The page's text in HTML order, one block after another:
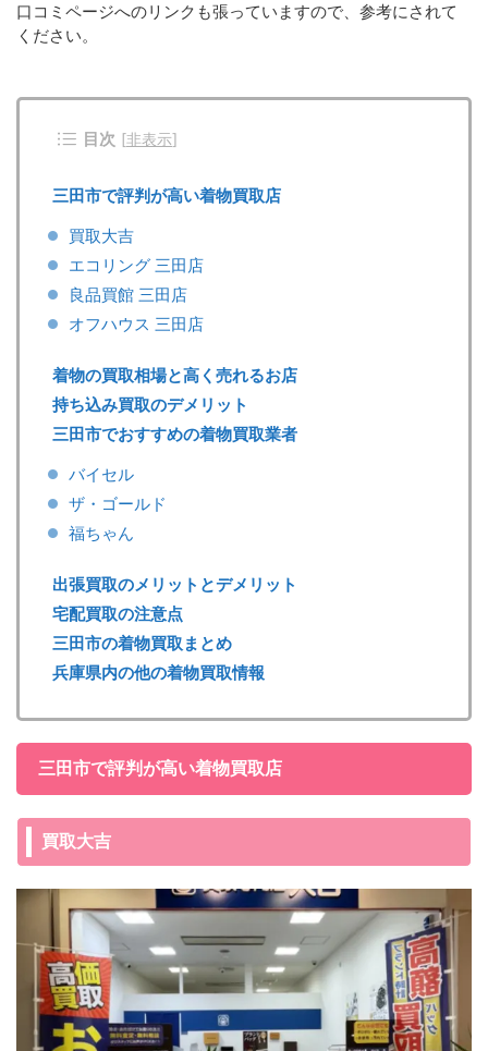
口コミページへのリンクも張っていますので、参考にされて
ください。
目次 [非表示]
三田市で評判が高い着物買取店
買取大吉
エコリング 三田店
良品買館 三田店
オフハウス 三田店
着物の買取相場と高く売れるお店
持ち込み買取のデメリット
三田市でおすすめの着物買取業者
バイセル
ザ・ゴールド
福ちゃん
出張買取のメリットとデメリット
宅配買取の注意点
三田市の着物買取まとめ
兵庫県内の他の着物買取情報
三田市で評判が高い着物買取店
買取大吉